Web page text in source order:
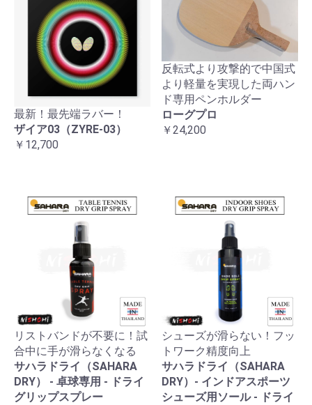
最新！最先端ラバー！
ザイア03（ZYRE-03）
￥12,700
反転式より攻撃的で中国式
より軽量を実現した両ハン
ド専用ペンホルダー
ローグプロ
￥24,200
リストバンドが不要に！試
合中に手が滑らなくなる
サハラドライ（SAHARA
DRY） - 卓球専用 - ドライ
グリップスプレー
シューズが滑らない！フッ
トワーク精度向上
サハラドライ（SAHARA
DRY）- インドアスポーツ
シューズ用ソール - ドライ